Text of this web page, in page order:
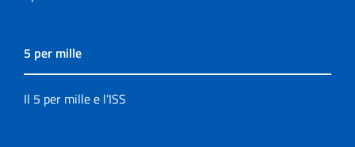
5 per mille
Il 5 per mille e l'ISS